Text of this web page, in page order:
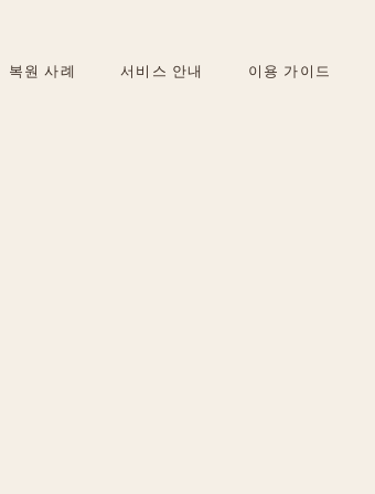
복원 사례 서비스 안내 이용 가이드